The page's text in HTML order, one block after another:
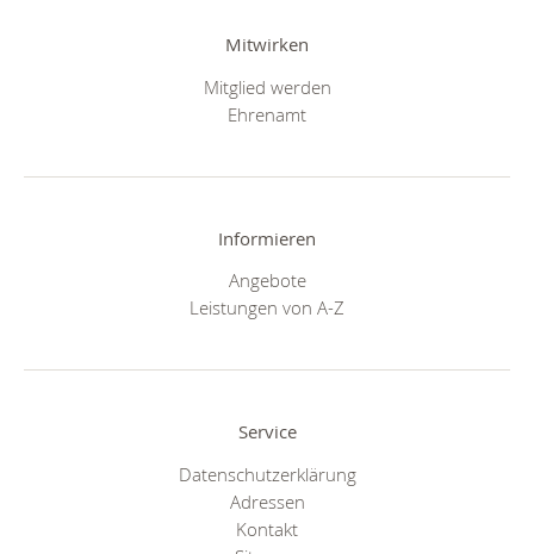
Mitwirken
Mitglied werden
Ehrenamt
Informieren
Angebote
Leistungen von A-Z
Service
Datenschutzerklärung
Adressen
Kontakt